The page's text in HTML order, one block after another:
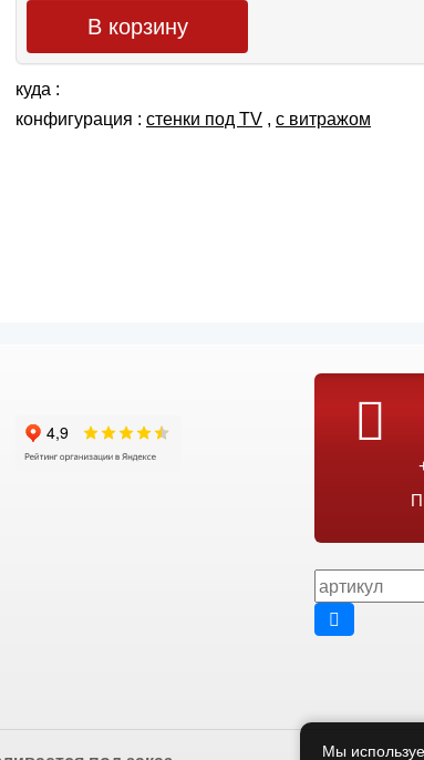
В корзину
куда :
конфигурация : cтенки под TV , с витражом
Мы